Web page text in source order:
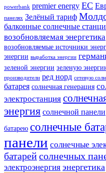
powerbank premier energy ЕС
панелях Зелёный тариф
балконные солнечные
возобновляемая энергетика
возобновляемые источники
энергии выработка энергии
зеленой энергии зеленую
производители ред норд сетевую
батарея солнечная генерация
электростанция
энергия солнечной панели
батарею солнечные
панели солнечные
батарейсолнечных
электроэнергия энергетика